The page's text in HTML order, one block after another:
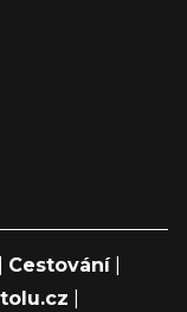
Cestování|